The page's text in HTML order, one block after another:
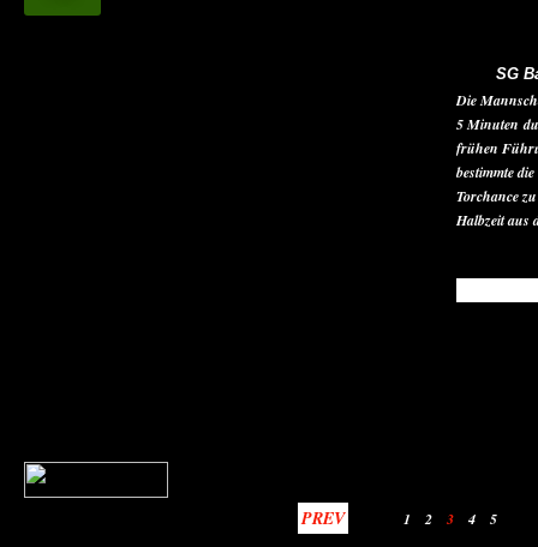
SG
Die
5 Minuten
frühen
bestimmte
Torchance
Halbzeit aus
PREV 1 2 3 4 5